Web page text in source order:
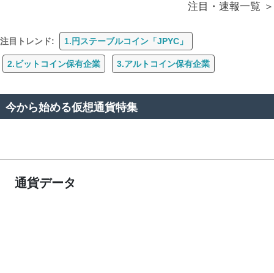
注目・速報一覧
注目トレンド: 1.円ステーブルコイン「JPYC」
2.ビットコイン保有企業 3.アルトコイン保有企業
今から始める仮想通貨特集
通貨データ